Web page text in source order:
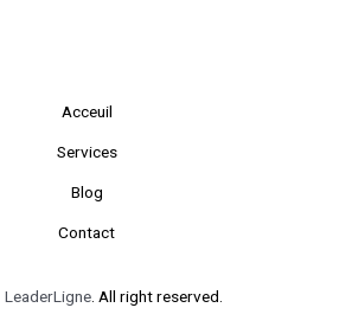
Acceuil
Services
Blog
Contact
LeaderLigne. All right reserved.